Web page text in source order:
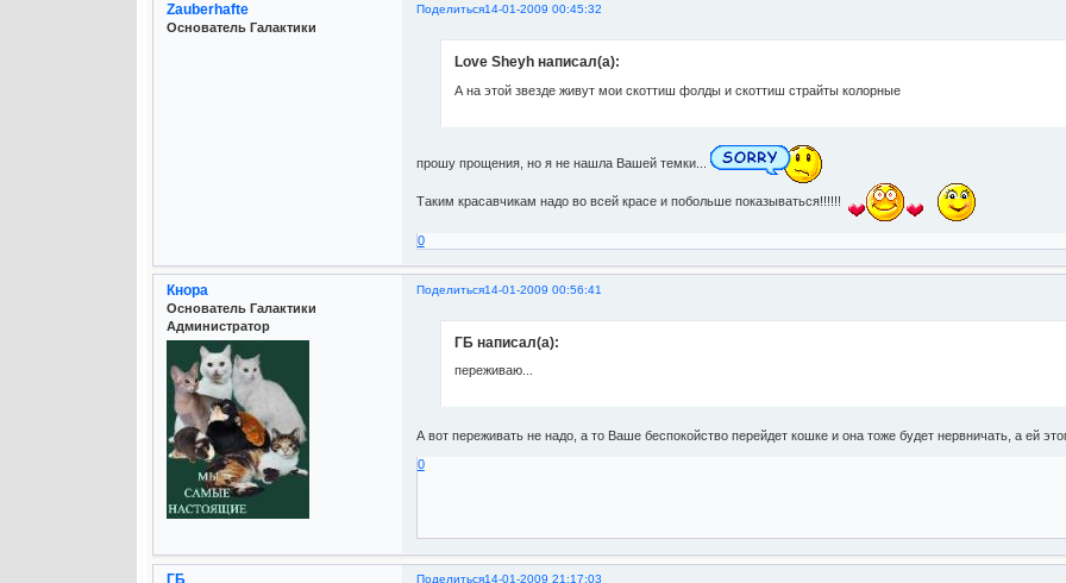
Поделиться14-01-2009 00:45:32
Zauberhafte
Основатель Галактики
Love Sheyh написал(а):
А на этой звезде живут мои скоттиш фолды и скоттиш страйты колорные
прошу прощения, но я не нашла Вашей темки...
Таким красавчикам надо во всей красе и побольше показываться!!!!!!
0
Поделиться14-01-2009 00:56:41
Кнора
Основатель Галактики
Администратор
ГБ написал(а):
переживаю...
А вот переживать не надо, а то Ваше беспокойство перейдет кошке и она тоже будет нервничать, а ей
0
Поделиться14-01-2009 21:17:03